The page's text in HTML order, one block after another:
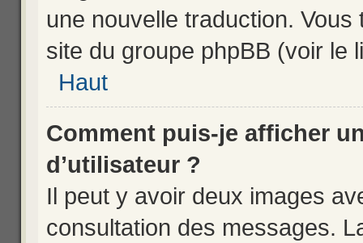
une nouvelle traduction.
site du groupe phpBB (voir le
Haut
Comment puis-je afficher
d’utilisateur ?
Il peut y avoir deux images
consultation des messages.